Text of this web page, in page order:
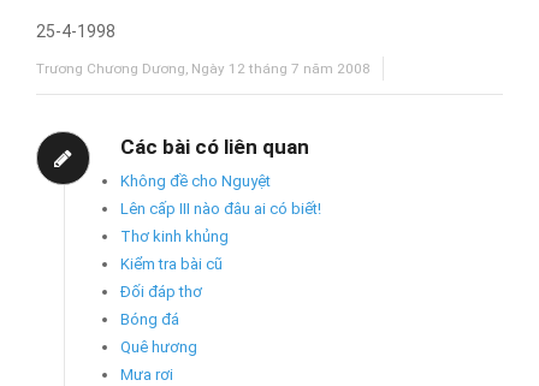
25-4-1998
Trương Chương Dương, Ngày 12 tháng 7 năm 2008
Các bài có liên quan
Không đề cho Nguyệt
Lên cấp III nào đâu ai có biết!
Thơ kinh khủng
Kiểm tra bài cũ
Đối đáp thơ
Bóng đá
Quê hương
Mưa rơi